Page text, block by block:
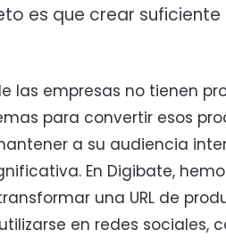
es que crear
las empresas no tienen
para convertir esos
a su audiencia
En Digibate,
una URL de
en redes sociales,